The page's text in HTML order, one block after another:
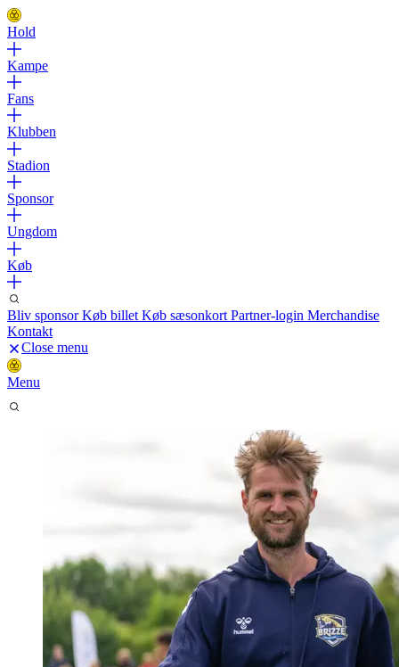
Hold
Kampe
Fans
Klubben
Stadion
Sponsor
Ungdom
Køb
Bliv sponsorKøb billet Køb sæsonkort Partner-login Merchandise
Kontakt
Close menu
Menu